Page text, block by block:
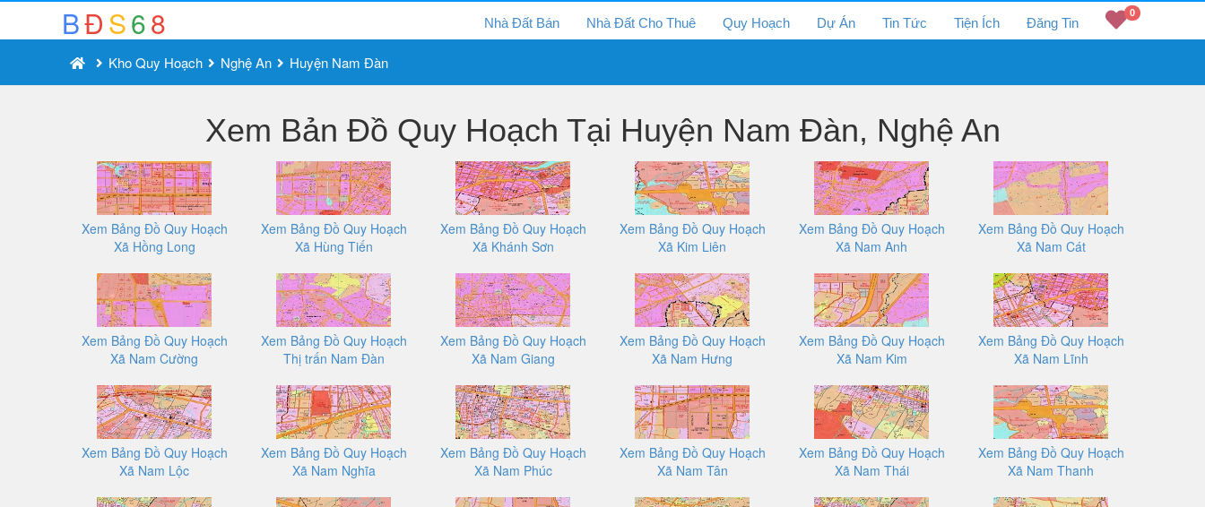
BĐS68 Nhà Đất Bán Nhà Đất Cho Thuê Quy Hoạch Dự Án Tin Tức Tiện Ích Đăng Tin
0
Kho Quy Hoạch Nghệ An Huyện Nam Đàn
Xem Bản Đồ Quy Hoạch Tại Huyện Nam Đàn, Nghệ An
Xem Bảng Đồ Quy Hoạch
Xã Hồng Long
Xem Bảng Đồ Quy Hoạch
Xã Hùng Tiến
Xem Bảng Đồ Quy Hoạch
Xã Khánh Sơn
Xem Bảng Đồ Quy Hoạch
Xã Kim Liên
Xem Bảng Đồ Quy Hoạch
Xã Nam Anh
Xem Bảng Đồ Quy Hoạch
Xã Nam Cát
Xem Bảng Đồ Quy Hoạch
Xã Nam Cường
Xem Bảng Đồ Quy Hoạch
Thị trấn Nam Đàn
Xem Bảng Đồ Quy Hoạch
Xã Nam Giang
Xem Bảng Đồ Quy Hoạch
Xã Nam Hưng
Xem Bảng Đồ Quy Hoạch
Xã Nam Kim
Xem Bảng Đồ Quy Hoạch
Xã Nam Lĩnh
Xem Bảng Đồ Quy Hoạch
Xã Nam Lộc
Xem Bảng Đồ Quy Hoạch
Xã Nam Nghĩa
Xem Bảng Đồ Quy Hoạch
Xã Nam Phúc
Xem Bảng Đồ Quy Hoạch
Xã Nam Tân
Xem Bảng Đồ Quy Hoạch
Xã Nam Thái
Xem Bảng Đồ Quy Hoạch
Xã Nam Thanh